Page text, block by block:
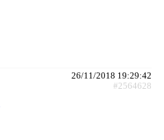
26/11/2018 19:29:42
#2564628